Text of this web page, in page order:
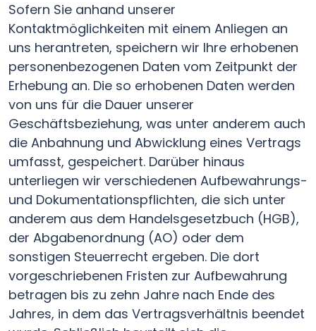
Sofern Sie anhand unserer
Kontaktmöglichkeiten mit einem Anliegen an
uns herantreten, speichern wir Ihre erhobenen
personenbezogenen Daten vom Zeitpunkt der
Erhebung an. Die so erhobenen Daten werden
von uns für die Dauer unserer
Geschäftsbeziehung, was unter anderem auch
die Anbahnung und Abwicklung eines Vertrags
umfasst, gespeichert. Darüber hinaus
unterliegen wir verschiedenen Aufbewahrungs-
und Dokumentationspflichten, die sich unter
anderem aus dem Handelsgesetzbuch (HGB),
der Abgabenordnung (AO) oder dem
sonstigen Steuerrecht ergeben. Die dort
vorgeschriebenen Fristen zur Aufbewahrung
betragen bis zu zehn Jahre nach Ende des
Jahres, in dem das Vertragsverhältnis beendet